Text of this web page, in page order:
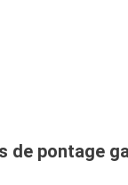
de pontage